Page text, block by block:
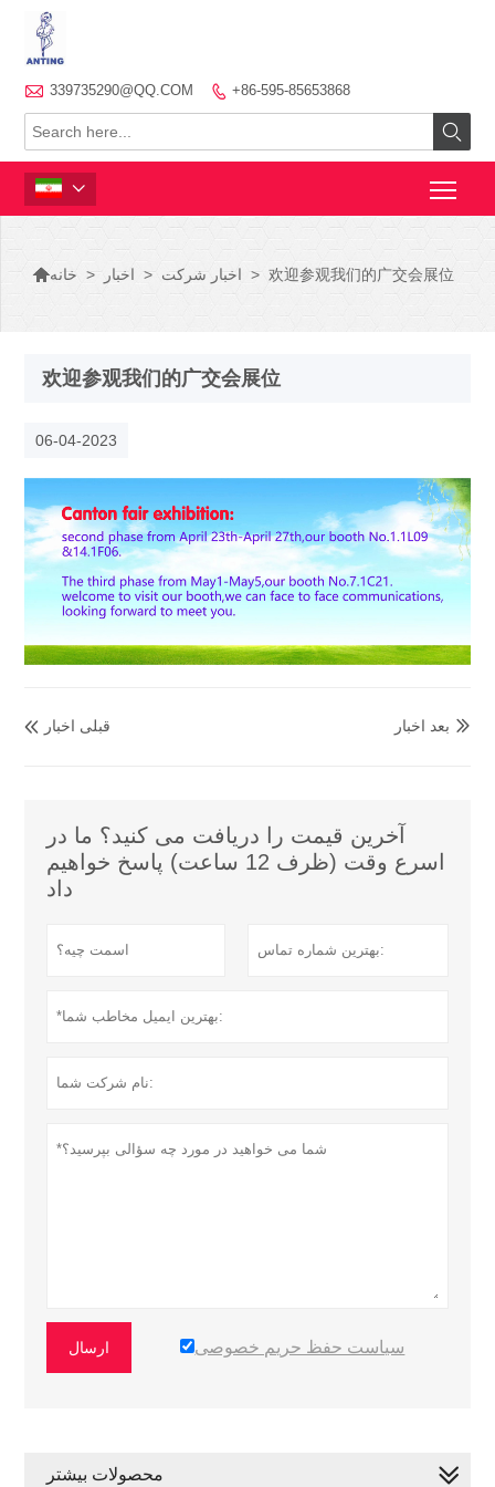
 339735290@QQ.COM  +86-595-85653868


خانه > اخبار > اخبار شرکت > 欢迎参观我们的广交会展位
欢迎参观我们的广交会展位
06-04-2023
 قبلی اخبار  بعد اخبار
آخرین قیمت را دریافت می کنید؟ ما در
اسرع وقت (ظرف 12 ساعت) پاسخ خواهیم
داد
ارسال سیاست حفظ حریم خصوصی
محصولات بیشتر